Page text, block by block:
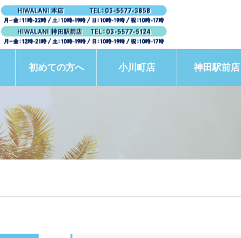
初めての方へ 小川町店 神田駅前店